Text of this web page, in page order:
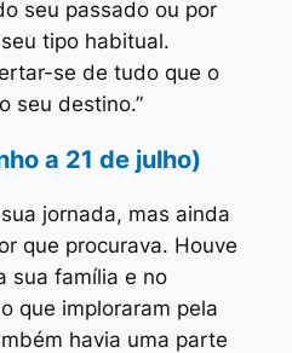
seu passado ou por
tipo habitual.
se de tudo que o
seu destino.”
a 21 de julho)
jornada, mas ainda
que procurava. Houve
sua família e no
que imploraram pela
havia uma parte